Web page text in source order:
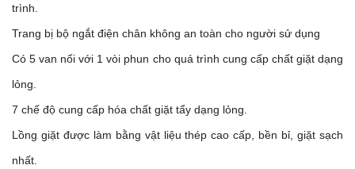
trình.
Trang bị bộ ngắt điện chân không an toàn cho người sử dụng
Có 5 van nối với 1 vòi phun cho quá trình cung cấp chất giặt dạng
lỏng.
7 chế độ cung cấp hóa chất giặt tẩy dạng lỏng.
Lồng giặt được làm bằng vật liệu thép cao cấp, bền bỉ, giặt sạch
nhất.